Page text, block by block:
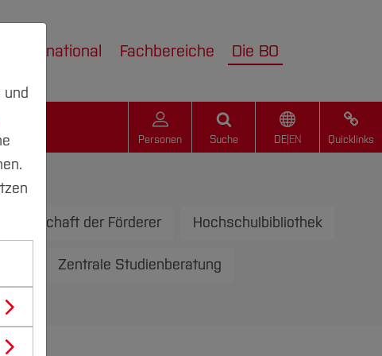
International Fachbereiche Die BO
Personen Suche DE| EN Quicklinks
der Förderer Hochschulbibliothek
Zentrale Studienberatung